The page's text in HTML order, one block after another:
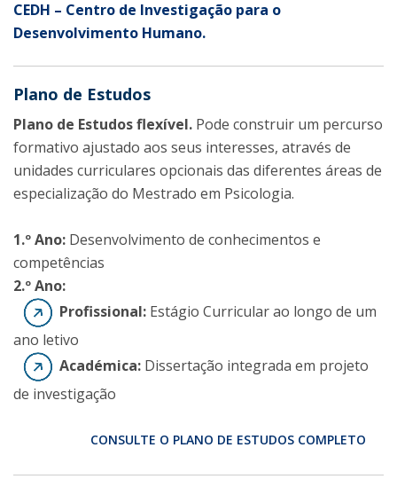
CEDH – Centro de Investigação para o
Desenvolvimento Humano.
Plano de Estudos
Plano de Estudos flexível. Pode construir um percurso
formativo ajustado aos seus interesses, através de
unidades curriculares opcionais das diferentes áreas de
especialização do Mestrado em Psicologia.
1.º Ano: Desenvolvimento de conhecimentos e
competências
2.º Ano:
Profissional: Estágio Curricular ao longo de um
ano letivo
Académica: Dissertação integrada em projeto
de investigação
CONSULTE O PLANO DE ESTUDOS COMPLETO